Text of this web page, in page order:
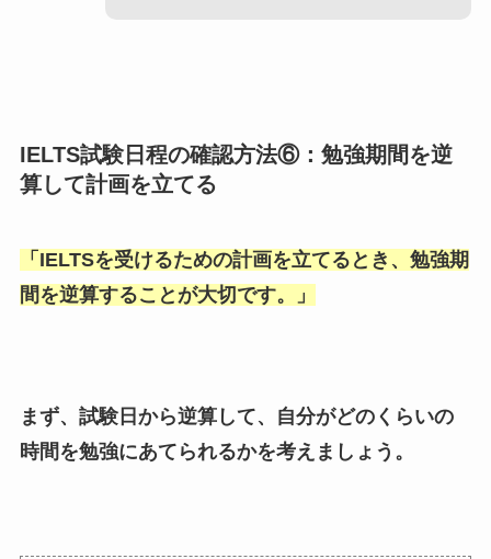
IELTS試験日程の確認方法⑥：勉強期間を逆
算して計画を立てる
「 IELTSを受けるための計画を立てるとき、勉強期
間を逆算することが大切です。
」
まず、試験日から逆算して、自分がどのくらいの
時間を勉強にあてられるかを考えましょう。